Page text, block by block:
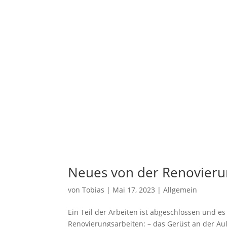
Neues von der
vonTobias | Mai 17, 2023 |Allgemein
Ein Teil der Arbeiten ist abgeschlossen und
Renovierungsarbeiten: – das Gerüst an der